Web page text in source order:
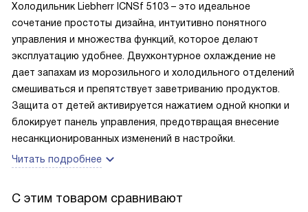
Холодильник Liebherr ICNSf 5103 – это идеальное
сочетание простоты дизайна, интуитивно понятного
управления и множества функций, которое делают
эксплуатацию удобнее. Двухконтурное охлаждение не
дает запахам из морозильного и холодильного отделений
смешиваться и препятствует заветриванию продуктов.
Защита от детей активируется нажатием одной кнопки и
блокирует панель управления, предотвращая внесение
несанкционированных изменений в настройки.
Читать подробнее
С этим товаром сравнивают